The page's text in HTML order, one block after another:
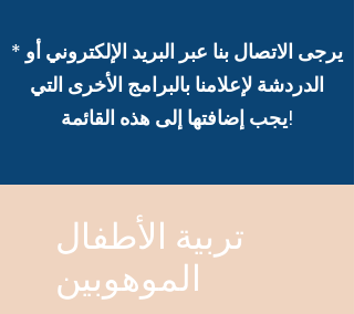
* يرجى الاتصال بنا عبر البريد الإلكتروني أو
الدردشة لإعلامنا بالبرامج الأخرى التي
يجب إضافتها إلى هذه القائمة!
تربية الأطفال
الموهوبين